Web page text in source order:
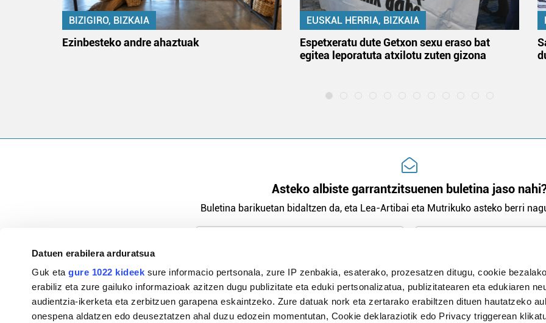
Datuen erabilera arduratsua
Guk etagure 1022 kideek sure informacio pertsonala, zure IP zenbakia, esaterako, prozesatzen ditugu, cookie
erabiliz eta zure gailuko informazioak azitzen dugu publizitate eta eduki pertsonalizatua, publizitatearen eta edukiaren
audientzia-ikerketa eta zerbitzuen garapena eskaintzeko. Zure datuak nork eta zertarako erabiltzen dituen hautatzeko
onespena aldatzen edo deuseztatzen ahal duzu edozein momentutan, Cookie deklaraziotik edo Privacy triggerean
BIZIGIRO, BIZKAIA
Ezinbesteko andre ahaztuak
EUSKAL HERRIA, BIZKAIA
Espetxeratu dute Getxon sexu eraso bat
egitea leporatuta atxilotu zuten gizona
Asteko albiste garrantzitsuenen buletina jaso
Buletina barikuetan bidaltzen da, eta Lea-Artibai eta Mutrikuko asteko berri